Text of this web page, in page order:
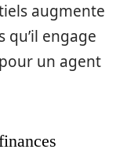
augmente
qu’il engage
un agent